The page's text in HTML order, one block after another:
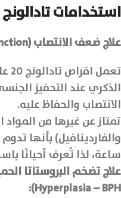
استخدامات تادالونج tadalong
علاج ضعف الانتصاب (Erectile Dysfunction):
الذكري عند التحفيز
الانتصاب والحفاظ عليه.
تمتاز عن غيرها من
ساعة، لذا تُعرف أحيانًا
Hyperplasia – BPH):